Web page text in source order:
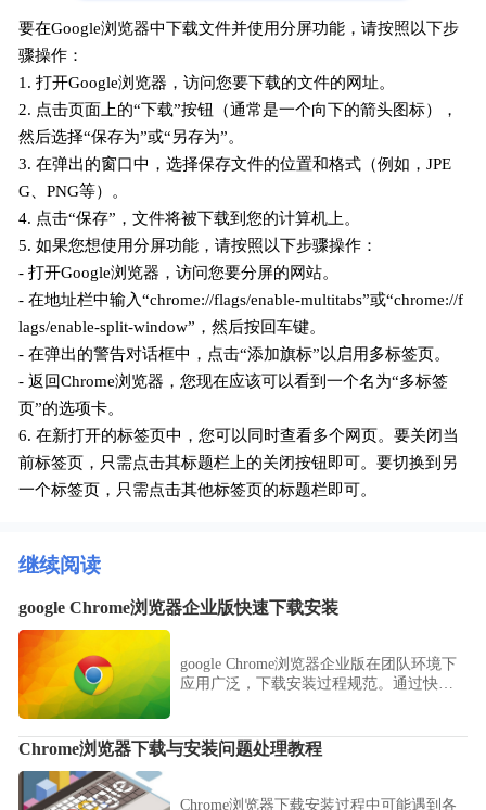
要在Google浏览器中下载文件并使用分屏功能，请按照以下步
骤操作：
1. 打开Google浏览器，访问您要下载的文件的网址。
2. 点击页面上的“下载”按钮（通常是一个向下的箭头图标），
然后选择“保存为”或“另存为”。
3. 在弹出的窗口中，选择保存文件的位置和格式（例如，JPE
G、PNG等）。
4. 点击“保存”，文件将被下载到您的计算机上。
5. 如果您想使用分屏功能，请按照以下步骤操作：
- 打开Google浏览器，访问您要分屏的网站。
- 在地址栏中输入“chrome://flags/enable-multitabs”或“chrome://f
lags/enable-split-window”，然后按回车键。
- 在弹出的警告对话框中，点击“添加旗标”以启用多标签页。
- 返回Chrome浏览器，您现在应该可以看到一个名为“多标签
页”的选项卡。
6. 在新打开的标签页中，您可以同时查看多个网页。要关闭当
前标签页，只需点击其标题栏上的关闭按钮即可。要切换到另
一个标签页，只需点击其他标签页的标题栏即可。
继续阅读
google Chrome浏览器企业版快速下载安装
google Chrome浏览器企业版在团队环境下
应用广泛，下载安装过程规范。通过快速
Chrome浏览器下载与安装问题处理教程
Chrome浏览器下载安装过程中可能遇到各